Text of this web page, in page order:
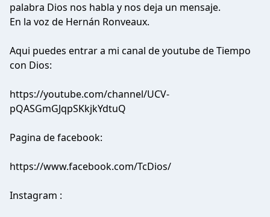
palabra Dios nos habla y nos deja un mensaje.
En la voz de Hernán Ronveaux.
Aqui puedes entrar a mi canal de youtube de Tiempo
con Dios:
https://youtube.com/channel/UCV-
pQASGmGJqpSKkjkYdtuQ
Pagina de facebook:
https://www.facebook.com/TcDios/
Instagram :